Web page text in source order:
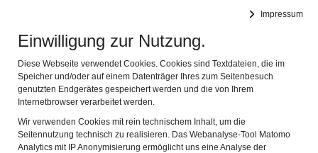
Impressum
Einwilligung zur Nutzung.
Diese Webseite verwendet Cookies. Cookies sind Textdateien, die im
Speicher und/oder auf einem Datenträger Ihres zum Seitenbesuch
genutzten Endgerätes gespeichert werden und die von Ihrem
Internetbrowser verarbeitet werden.
Wir verwenden Cookies mit rein technischem Inhalt, um die
Seitennutzung technisch zu realisieren. Das Webanalyse-Tool Matomo
Analytics mit IP Anonymisierung ermöglicht uns eine Analyse der
24.01.2023 Neue
Gesichter im
Fastnachtmuseum